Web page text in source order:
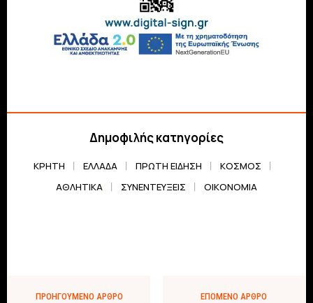
Δημοφιλής κατηγορίες
ΚΡΗΤΗ ΕΛΛΆΔΑ ΠΡΏΤΗ ΕΊΔΗΣΗ
ΚΌΣΜΟΣ
ΑΘΛΗΤΙΚΆ
ΣΥΝΕΝΤΕΎΞΕΙΣ ΟΙΚΟΝΟΜΊΑ
ΠΡΟΗΓΟΎΜΕΝΟ ΆΡΘΡΟ ΕΠΌΜΕΝΟ ΆΡΘΡΟ